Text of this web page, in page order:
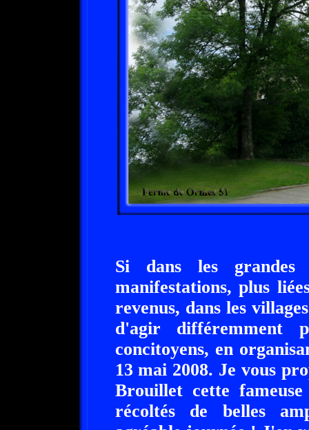
Si dans les grandes
manifestations, plus
revenus, dans les
d'agir différemment
concitoyens, en
13 mai 2008. Je vous
Brouillet cette
récoltés de belles